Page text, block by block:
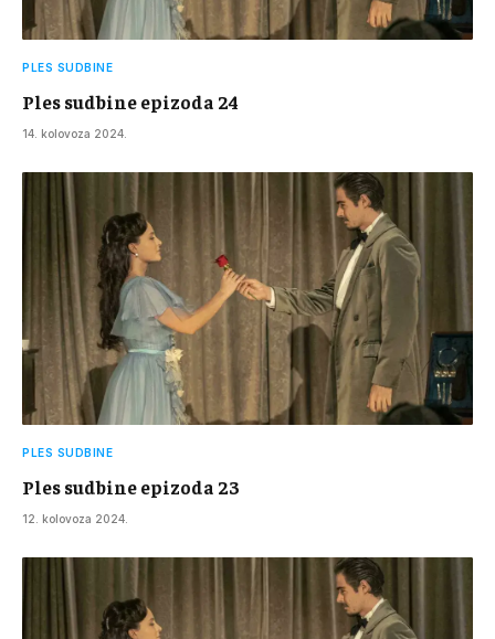
PLES SUDBINE
Ples sudbine epizoda 24
14. kolovoza 2024.
PLES SUDBINE
Ples sudbine epizoda 23
12. kolovoza 2024.